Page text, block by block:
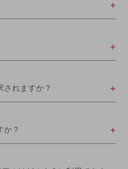
されますか？
か？